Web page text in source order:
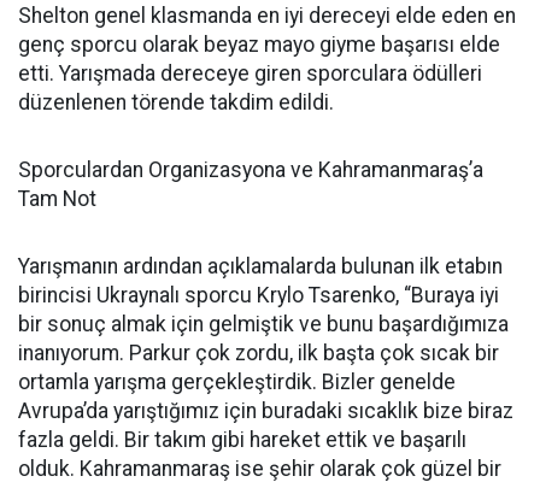
Shelton genel klasmanda en iyi dereceyi elde eden en
genç sporcu olarak beyaz mayo giyme başarısı elde
etti. Yarışmada dereceye giren sporculara ödülleri
düzenlenen törende takdim edildi.
Sporculardan Organizasyona ve Kahramanmaraş’a
Tam Not
Yarışmanın ardından açıklamalarda bulunan ilk etabın
birincisi Ukraynalı sporcu Krylo Tsarenko, “Buraya iyi
bir sonuç almak için gelmiştik ve bunu başardığımıza
inanıyorum. Parkur çok zordu, ilk başta çok sıcak bir
ortamla yarışma gerçekleştirdik. Bizler genelde
Avrupa’da yarıştığımız için buradaki sıcaklık bize biraz
fazla geldi. Bir takım gibi hareket ettik ve başarılı
olduk. Kahramanmaraş ise şehir olarak çok güzel bir